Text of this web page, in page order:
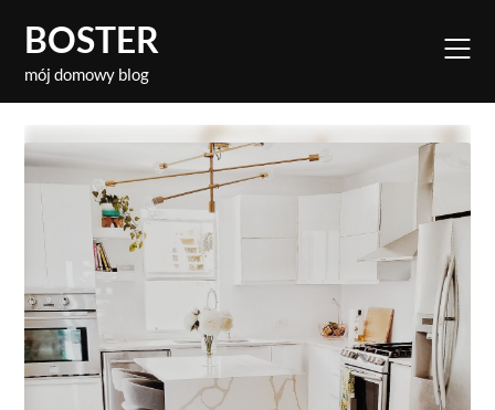
content
BOSTER
mój domowy blog